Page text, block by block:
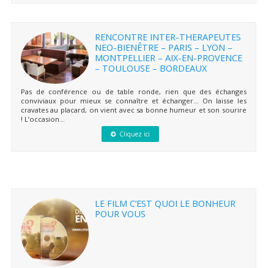
RENCONTRE INTER-THERAPEUTES
NEO-BIENÊTRE – PARIS – LYON –
MONTPELLIER – AIX-EN-PROVENCE
– TOULOUSE – BORDEAUX
Pas de conférence ou de table ronde, rien que des échanges
conviviaux pour mieux se connaître et échanger… On laisse les
cravates au placard, on vient avec sa bonne humeur et son sourire
! L’occasion...
Cliquez ici
LE FILM C’EST QUOI LE BONHEUR
POUR VOUS